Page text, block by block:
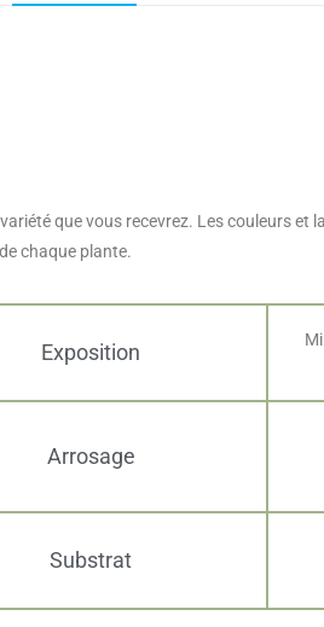
que vous recevrez. Les couleurs
chaque plante.
Exposition
Arrosage
Substrat